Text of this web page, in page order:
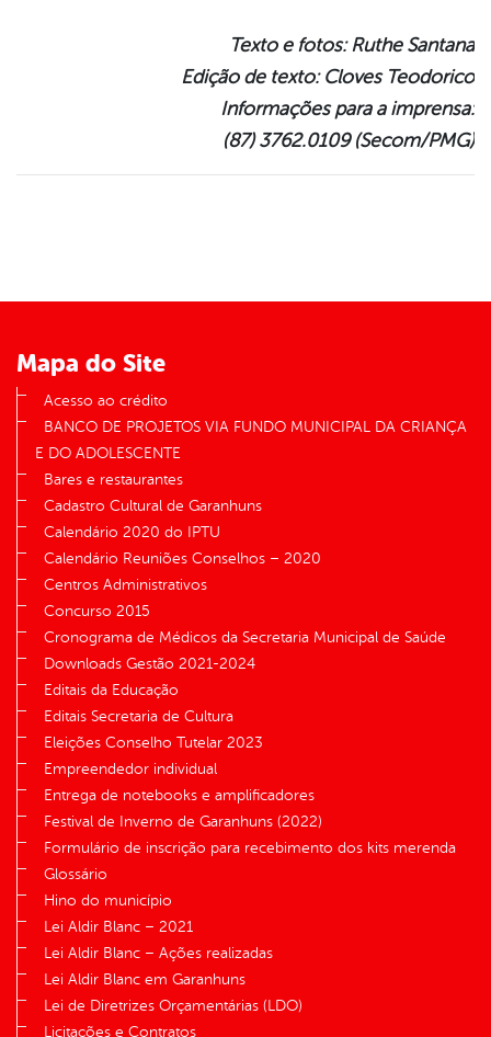
Texto e fotos: Ruthe Santana
Edição de texto: Cloves Teodorico
Informações para a imprensa:
(87) 3762.0109 (Secom/PMG)
Mapa do Site
Acesso ao crédito
BANCO DE PROJETOS VIA FUNDO MUNICIPAL DA CRIANÇA
E DO ADOLESCENTE
Bares e restaurantes
Cadastro Cultural de Garanhuns
Calendário 2020 do IPTU
Calendário Reuniões Conselhos – 2020
Centros Administrativos
Concurso 2015
Cronograma de Médicos da Secretaria Municipal de Saúde
Downloads Gestão 2021-2024
Editais da Educação
Editais Secretaria de Cultura
Eleições Conselho Tutelar 2023
Empreendedor individual
Entrega de notebooks e amplificadores
Festival de Inverno de Garanhuns (2022)
Formulário de inscrição para recebimento dos kits merenda
Glossário
Hino do município
Lei Aldir Blanc – 2021
Lei Aldir Blanc – Ações realizadas
Lei Aldir Blanc em Garanhuns
Lei de Diretrizes Orçamentárias (LDO)
Licitações e Contratos